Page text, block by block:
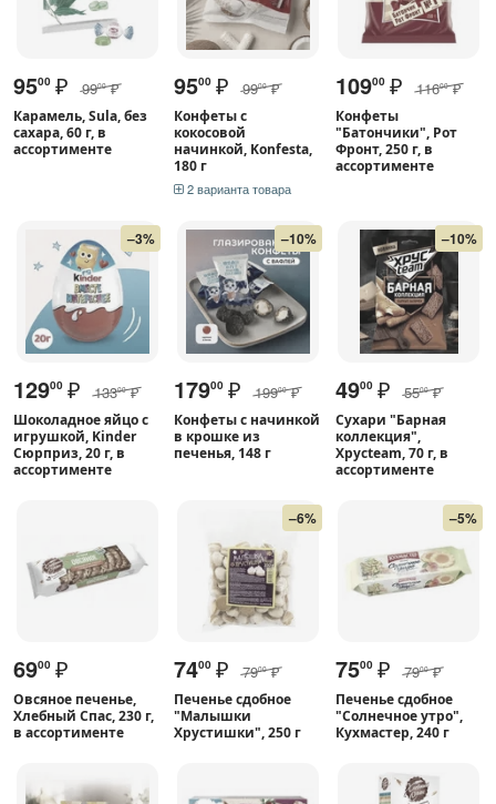
9500 ₽ 9900 ₽
Карамель, Sula, без
сахара, 60 г, в
ассортименте
9500 ₽ 9900 ₽
Конфеты с
кокосовой
начинкой, Konfesta,
180 г
2 варианта товара
10900 ₽ 11600 ₽
Конфеты
"Батончики", Рот
Фронт, 250 г, в
ассортименте
–3%
12900 ₽ 13300 ₽
Шоколадное яйцо с
игрушкой, Kinder
Сюрприз, 20 г, в
ассортименте
–10%
17900 ₽ 19900 ₽
Конфеты с начинкой
в крошке из
печенья, 148 г
–10%
4900 ₽ 5500 ₽
Сухари "Барная
коллекция",
Хрусteam, 70 г, в
ассортименте
6900 ₽
Овсяное печенье,
Хлебный Спас, 230 г,
в ассортименте
–6%
7400 ₽ 7900 ₽
Печенье сдобное
"Малышки
Хрустишки", 250 г
–5%
7500 ₽ 7900 ₽
Печенье сдобное
"Солнечное утро",
Кухмастер, 240 г